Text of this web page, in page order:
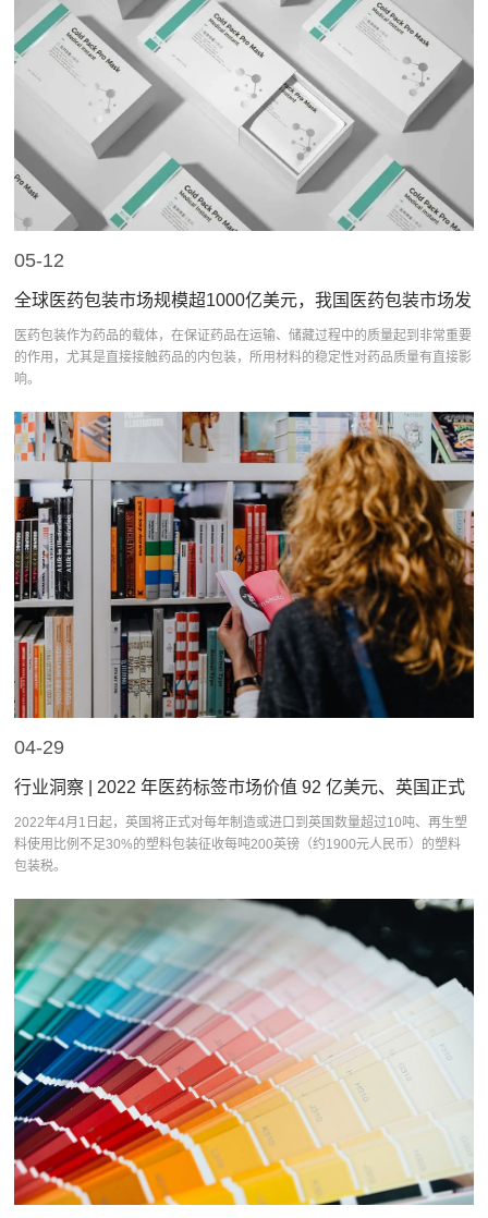
05-12
全球医药包装市场规模超1000亿美元，我国医药包装市场发
展潜力较大
医药包装作为药品的载体，在保证药品在运输、储藏过程中的质量起到非常重要
的作用，尤其是直接接触药品的内包装，所用材料的稳定性对药品质量有直接影
响。
04-29
行业洞察 | 2022 年医药标签市场价值 92 亿美元、英国正式
征收塑料包装税……
2022年4月1日起，英国将正式对每年制造或进口到英国数量超过10吨、再生塑
料使用比例不足30%的塑料包装征收每吨200英镑（约1900元人民币）的塑料
包装税。